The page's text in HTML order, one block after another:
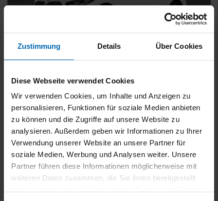
Zustimmung Details Über Cookies
Diese Webseite verwendet Cookies
Wir verwenden Cookies, um Inhalte und Anzeigen zu
personalisieren, Funktionen für soziale Medien anbieten
zu können und die Zugriffe auf unsere Website zu
analysieren. Außerdem geben wir Informationen zu Ihrer
Verwendung unserer Website an unsere Partner für
soziale Medien, Werbung und Analysen weiter. Unsere
Partner führen diese Informationen möglicherweise mit
weiteren Daten zusammen, die Sie ihnen bereitgestellt
BMW 225
Gebrauchtwagen
Typ
Pkw
Kilometerstand
54.750 km
Erstzulassung
05/2023
Zustand
Gebrauchtwagen
Leistung
180 kW / 245 PS